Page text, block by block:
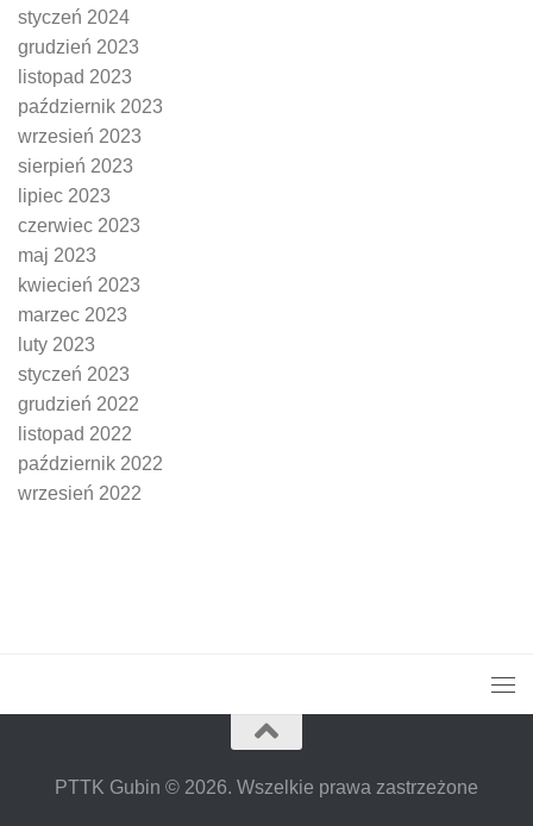
styczeń 2024
grudzień 2023
listopad 2023
październik 2023
wrzesień 2023
sierpień 2023
lipiec 2023
czerwiec 2023
maj 2023
kwiecień 2023
marzec 2023
luty 2023
styczeń 2023
grudzień 2022
listopad 2022
październik 2022
wrzesień 2022
PTTK Gubin © 2026. Wszelkie prawa zastrzeżone